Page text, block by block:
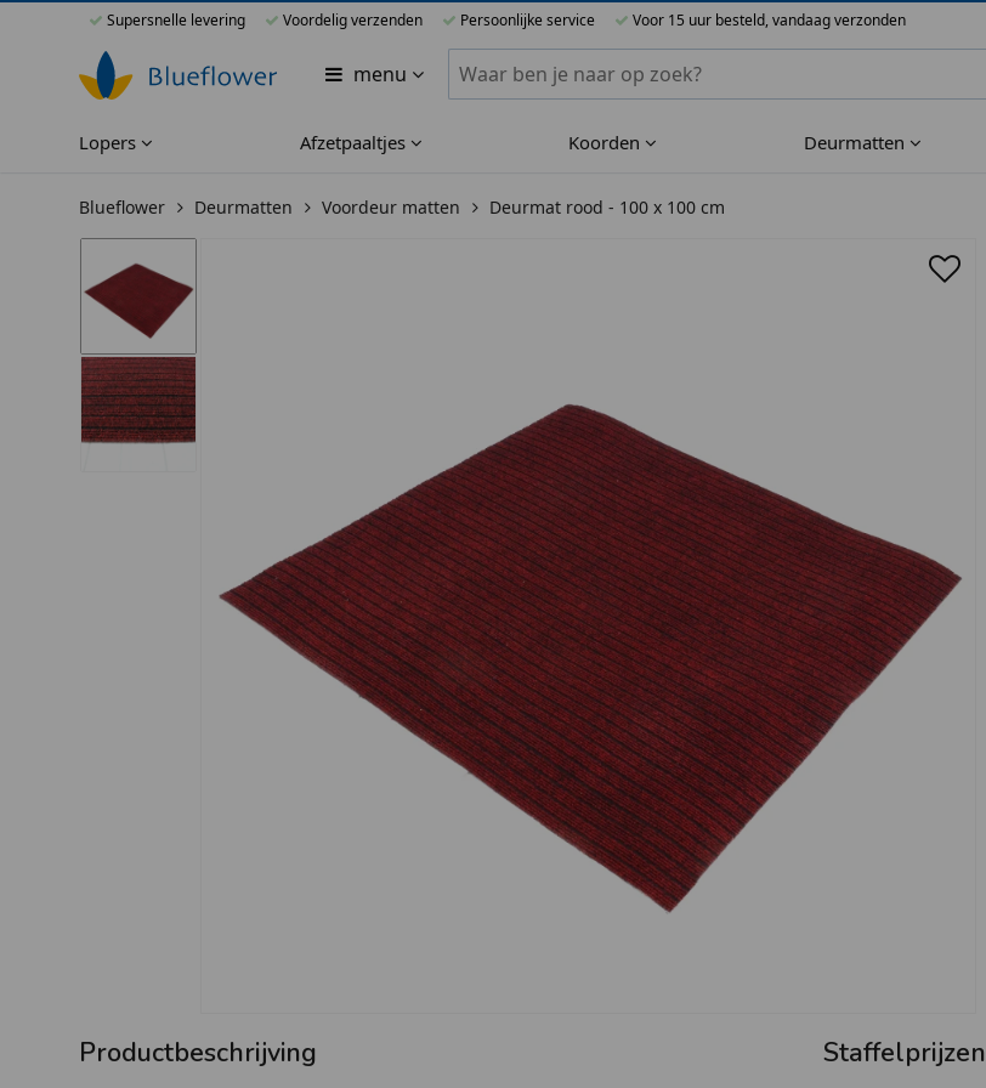
Supersnelle levering Voordelig verzenden Persoonlijke service Voor 15 uur besteld, vandaag verzonden
menu Zoeken binnen Blueflower
Lopers Afzetpaaltjes Koorden Deurmatten
Blueflower Deurmatten Voordeur matten Deurmat rood - 100 x 100 cm
Productbeschrijving Staffelprijzen